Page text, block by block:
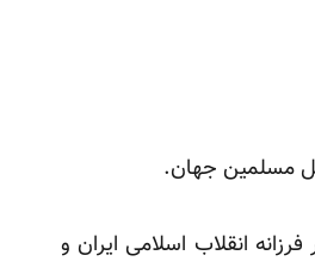
مسلمین جهان.
انقلاب اسلامی ایران و